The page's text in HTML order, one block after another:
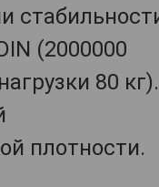
(2000000
80 кг).
плотности.